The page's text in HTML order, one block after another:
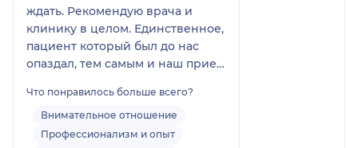
ждать. Рекомендую врача и
клинику в целом. Единственное,
пациент который был до нас
опаздал, тем самым и наш прием
закончился тоже раньше. Но как
и писала ранее, самое главное
результат. Спасибо огромное
Что понравилось больше всего?
Внимательное отношение
Профессионализм и опыт